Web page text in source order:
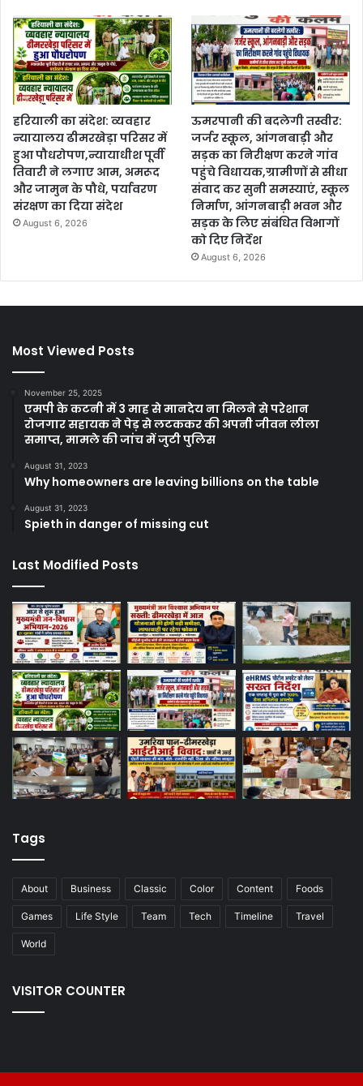
हरियाली का संदेश: व्यवहार
न्यायालय ढीमरखेड़ा परिसर में
हुआ पौधरोपण,न्यायाधीश पूर्वी
तिवारी ने लगाए आम, अमरूद
और जामुन के पौधे, पर्यावरण
संरक्षण का दिया संदेश
August 6, 2026
ऊमरपानी की बदलेगी तस्वीर:
जर्जर स्कूल, आंगनबाड़ी और
सड़क का निरीक्षण करने गांव
पहुंचे विधायक,ग्रामीणों से सीधा
संवाद कर सुनी समस्याएं, स्कूल
निर्माण, आंगनबाड़ी भवन और
सड़क के लिए संबंधित विभागों
को दिए निर्देश
August 6, 2026
Most Viewed Posts
November 25, 2025
एमपी के कटनी में 3 माह से मानदेय ना मिलने से परेशान
रोजगार सहायक ने पेड़ से लटककर की अपनी जीवन लीला
समाप्त, मामले की जांच में जुटी पुलिस
August 31, 2023
Why homeowners are leaving billions on the table
August 31, 2023
Spieth in danger of missing cut
Last Modified Posts
Tags
About Business Classic Color Content Foods
Games Life Style Team Tech Timeline Travel
World
VISITOR COUNTER